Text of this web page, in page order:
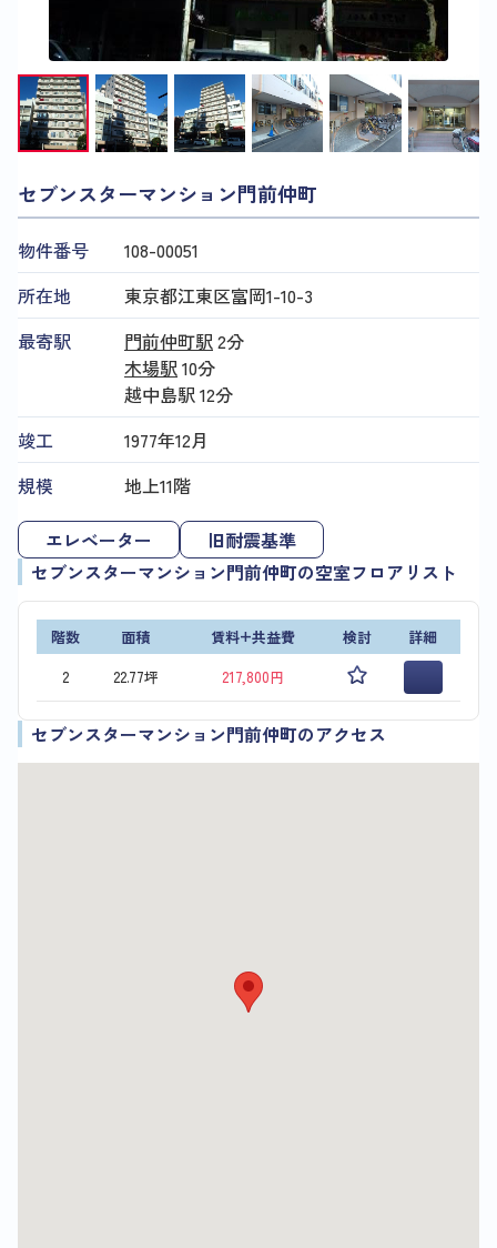
セブンスターマンション門前仲町
物件番号
108​-​00051
所在地
東京都江東区富岡1-10-3
最寄駅
門前仲町駅2分
木場駅10分
越中島駅12分
竣工
1977年12月
規模
地上11階
エレベーター
旧耐震基準
セブンスターマンション門前仲町の空室フロアリスト
階数 面積 賃料+共益費 検討
詳細
2
22.77坪 217,800円
セブンスターマンション門前仲町のアクセス